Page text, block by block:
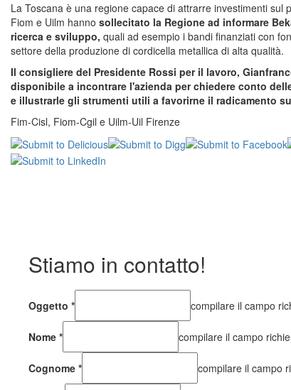
La Toscana è una regione capace di attrarre investimenti
Fiom e Uilm hanno sollecitato la Regione ad informare
ricerca e sviluppo, quali ad esempio i bandi finanziati con
settore della produzione di cordicella metallica di alta qualità.
Il consigliere del Presidente Rossi per il lavoro,
disponibile a incontrare l'azienda per chiedere conto
e illustrarle gli strumenti utili a favorirne il radicamento
Fim-Cisl, Fiom-Cgil e Uilm-Uil Firenze
Stiamo in contatto!
Oggetto * compilare il campo
Nome * compilare il campo
Cognome * compilare il campo